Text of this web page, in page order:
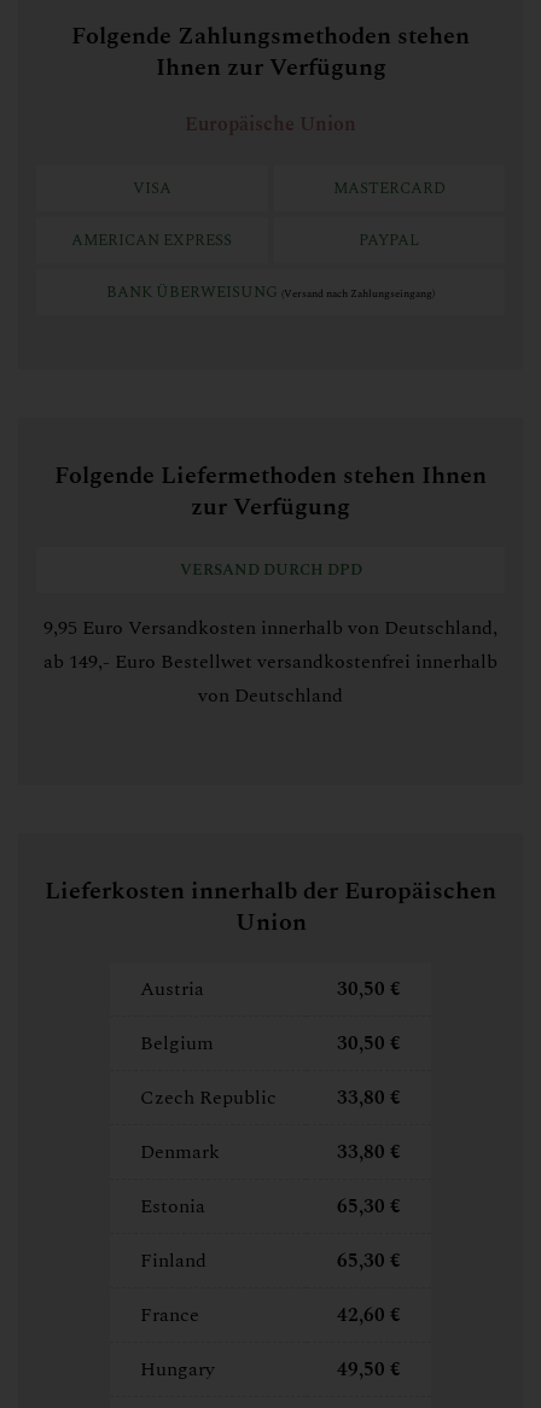
Coupons
Folgende Zahlungsmethoden stehen
Ihnen zur Verfügung
Europäische Union
VISA MASTERCARD
AMERICAN EXPRESS PAYPAL
BANK ÜBERWEISUNG (Versand nach Zahlungseingang)
Folgende Liefermethoden stehen Ihnen
zur Verfügung
VERSAND DURCH DPD
9,95 Euro Versandkosten innerhalb von Deutschland,
ab 149,- Euro Bestellwet versandkostenfrei innerhalb
von Deutschland
Lieferkosten innerhalb der Europäischen
Union
Austria
30,50 €
Belgium
30,50 €
Czech Republic
33,80 €
Denmark
33,80 €
Estonia
65,30 €
Finland
65,30 €
France
42,60 €
Hungary
49,50 €